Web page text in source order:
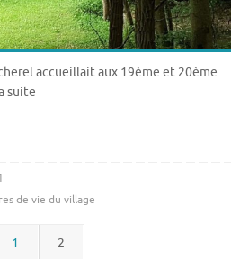
accueillait aux 19ème et 20ème
suite
de vie du village
1 2